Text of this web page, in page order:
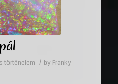
történelem / by Franky